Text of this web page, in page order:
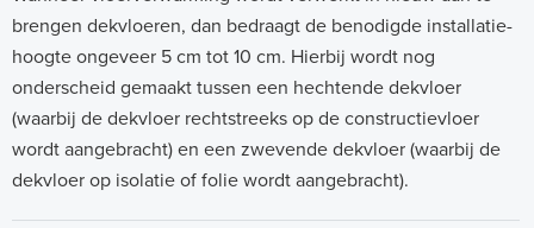
brengen dekvloeren, dan bedraagt de benodigde installatie-
hoogte ongeveer 5 cm tot 10 cm. Hierbij wordt nog
onderscheid gemaakt tussen een hechtende dekvloer
(waarbij de dekvloer rechtstreeks op de constructievloer
wordt aangebracht) en een zwevende dekvloer (waarbij de
dekvloer op isolatie of folie wordt aangebracht).